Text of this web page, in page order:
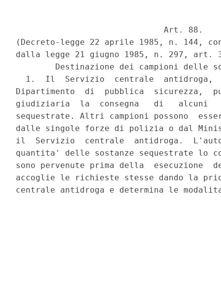
                              Art. 88.
(Decreto-legge 22 aprile 1985, n. 144,
dalla legge 21 giugno 1985, n. 297, art.
Destinazione dei campioni delle
1.  Il  Servizio  centrale  antidroga,
Dipartimento  di  pubblica  sicurezza,
giudiziaria  la  consegna   di   alcuni
sequestrate. Altri campioni possono
dalle singole forze di polizia o dal
il  Servizio  centrale  antidroga.
quantita' delle sostanze sequestrate lo
sono pervenute prima della
accoglie le richieste stesse dando la